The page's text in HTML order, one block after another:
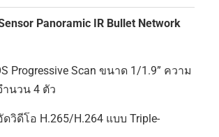
Panoramic IR Bullet Network
Progressive Scan ขนาด 1/1.9” ความ
ำนวน 4 ตัว
วิดีโอ H.265/H.264 แบบ Triple-